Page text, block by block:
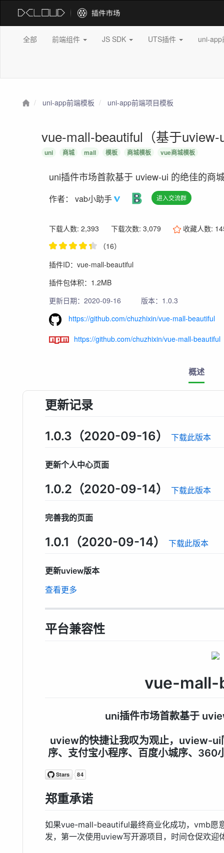
全部 前端组件 JS SDK UTS插件 uni-
uni-app前端模板 uni-app前端项目模板
vue-mall-beautiful（基于
uni 商城 mall 模板 商城模板 vue商城模板
uni插件市场首款基于 uview-ui 的绝佳的商
作者：vab小助手 进入交流群
下载人数: 2,393 下载次数: 3,079 收藏人数:
（16）
插件ID：vue-mall-beautiful
插件包体积：1.2MB
更新日期：2020-09-16
版本：1.0.3
https://github.com/chuzhixin/vue-mall-beautiful
https://github.com/chuzhixin/vue-mall-beautiful
概述
更新记录
1.0.3（2020-09-16） 下载此版本
更新个人中心页面
1.0.2（2020-09-14） 下载此版本
完善我的页面
1.0.1（2020-09-14） 下载此版本
更新uview版本
查看更多
平台兼容性
vue-mall-
uni插件市场首款基于
uview的快捷让我叹为观止，uview-ui
序、支付宝小程序、百度小城序、360
郑重承诺
如果vue-mall-beautiful最终商业化成功，vmb愿
发，第一次使用uview写开源项目，时间仓促欢迎